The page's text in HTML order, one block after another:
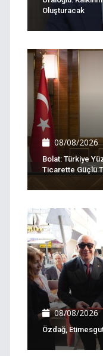
Oluşturacak
08/08/2026
Bolat: Türkiye
Ticarette Güçlü
08/08/2026
Özdağ,